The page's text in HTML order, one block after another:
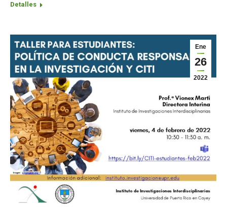
Detalles
Ene
26
2022